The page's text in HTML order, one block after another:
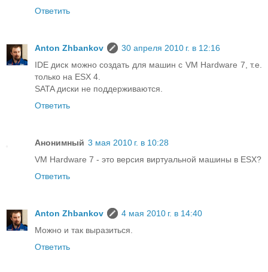
Ответить
Anton Zhbankov
30 апреля 2010 г. в 12:16
IDE диск можно создать для машин с VM Hardware 7, т.е.
только на ESX 4.
SATA диски не поддерживаются.
Ответить
Анонимный 3 мая 2010 г. в 10:28
VM Hardware 7 - это версия виртуальной машины в ESX?
Ответить
Anton Zhbankov
4 мая 2010 г. в 14:40
Можно и так выразиться.
Ответить